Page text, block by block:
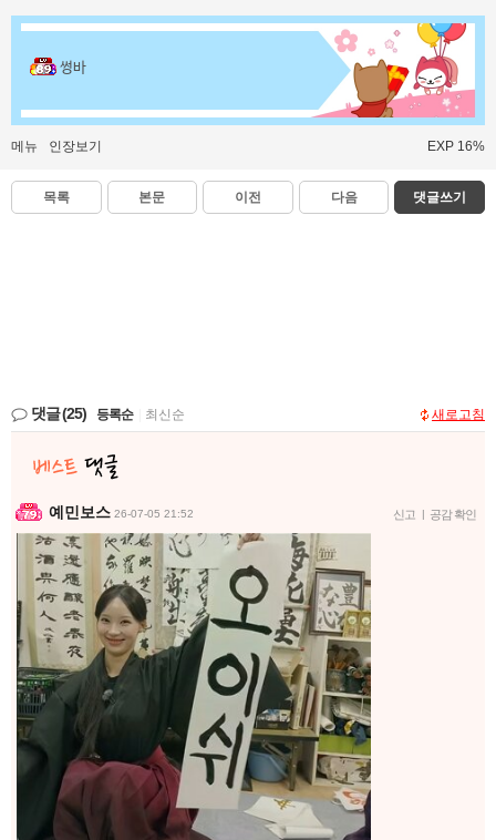
썽바
메뉴 인장보기 EXP 16%
목록 본문 이전 다음 댓글쓰기
댓글(25) 등록순 최신순 새로고침
예민보스 26-07-05 21:52 신고 | 공감 확인